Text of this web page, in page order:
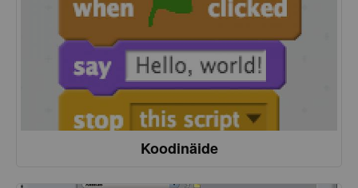
Koodinäide